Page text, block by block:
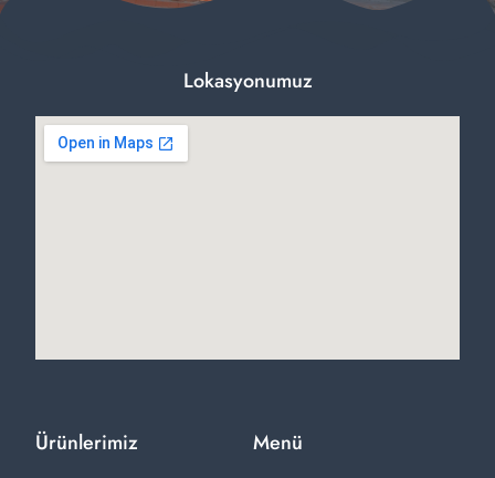
Menü
Ürünlerimiz
Lokasyonumuz